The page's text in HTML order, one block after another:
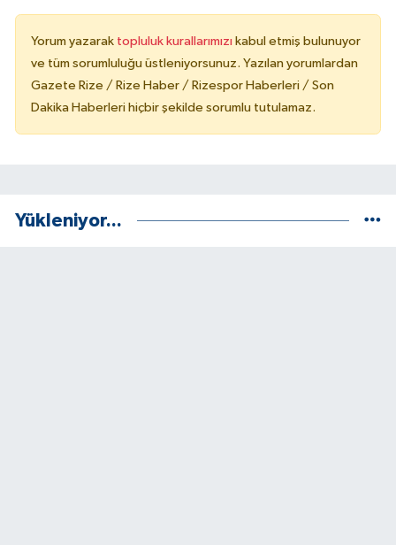
Yorum yazarak topluluk kurallarımızı kabul etmiş bulunuyor
ve tüm sorumluluğu üstleniyorsunuz. Yazılan yorumlardan
Gazete Rize / Rize Haber / Rizespor Haberleri / Son
Dakika Haberleri hiçbir şekilde sorumlu tutulamaz.
Yükleniyor...